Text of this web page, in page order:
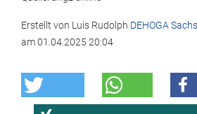
Erstellt von Luis Rudolph DEHOGA
am01.04.2025 20:04